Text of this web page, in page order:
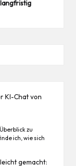
KI-Chat von
zu
ich, wie sich
gemacht: